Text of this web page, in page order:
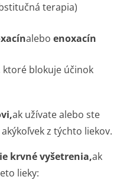
terapia)
alebo enoxacín
ktoré blokuje účinok
ak užívate alebo ste
z týchto liekov.
krvné vyšetrenia,ak
lieky: